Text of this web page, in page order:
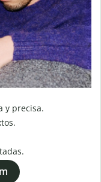
y precisa.